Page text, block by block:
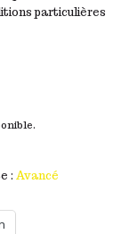
particulières
: Avancé